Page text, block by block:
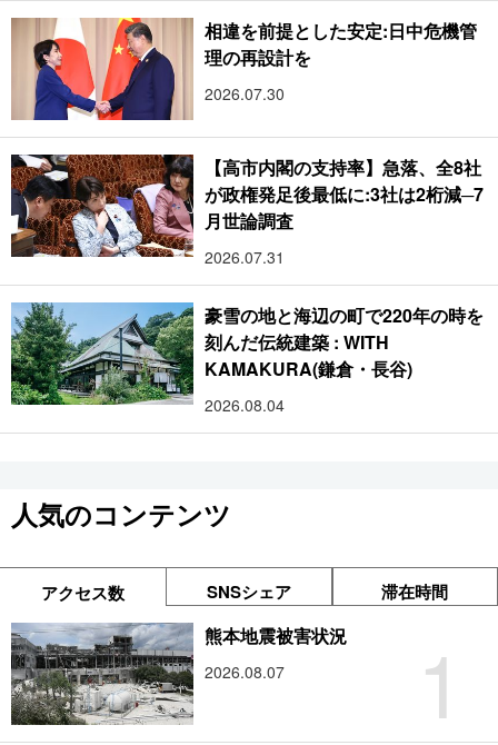
相違を前提とした安定:日中危機管
理の再設計を
2026.07.30
【高市内閣の支持率】急落、全8社
が政権発足後最低に:3社は2桁減─7
月世論調査
2026.07.31
豪雪の地と海辺の町で220年の時を
刻んだ伝統建築 : WITH
KAMAKURA(鎌倉・長谷)
2026.08.04
人気のコンテンツ
アクセス数 SNSシェア 滞在時間
1
熊本地震被害状況
2026.08.07